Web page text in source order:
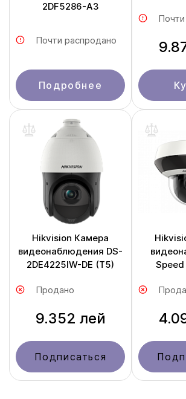
2DF5286-A3
Почти распродано
Подробнее
Hikvision Камера
видеонаблюдения DS-
2DE4225IW-DE (T5)
Продано
9.352 лей
Подписаться
Speed